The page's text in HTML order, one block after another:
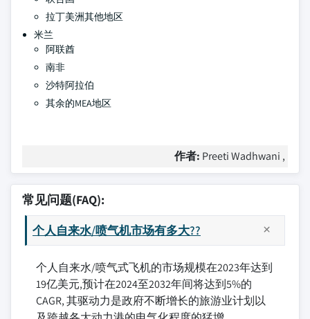
拉丁美洲其他地区
米兰
阿联酋
南非
沙特阿拉伯
其余的MEA地区
作者: Preeti Wadhwani ,
常见问题(FAQ):
个人自来水/喷气机市场有多大??
个人自来水/喷气式飞机的市场规模在2023年达到
19亿美元,预计在2024至2032年间将达到5%的
CAGR, 其驱动力是政府不断增长的旅游业计划以